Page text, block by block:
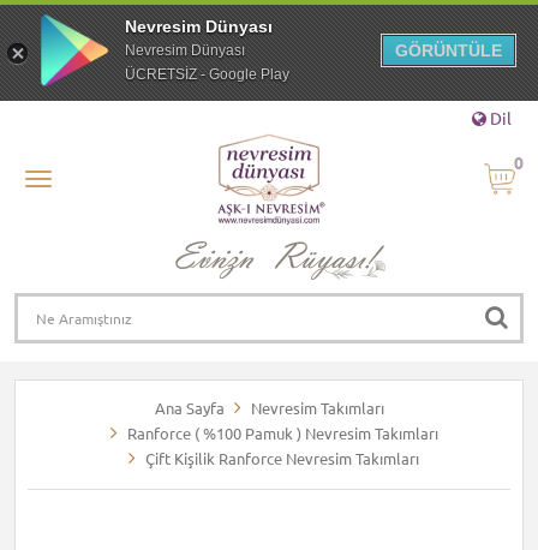
Dil
0
Ana Sayfa
Nevresim Takımları
Ranforce ( %100 Pamuk ) Nevresim Takımları
Çift Kişilik Ranforce Nevresim Takımları
Nevresim Dünyası
Nevresim Dünyası
ÜCRETSİZ - Google Play
GÖRÜNTÜLE